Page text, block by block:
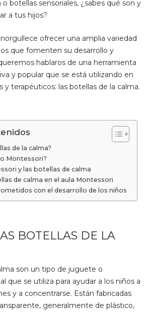
botellas sensoriales, ¿sabes qué son y
a tus hijos?
ofrecer una amplia variedad
que fomenten su desarrollo y
hablaros de una herramienta
y popular que se está utilizando en
y terapéuticos: las botellas de la calma.
de la calma?
Montessori?
y las botellas de calma
de calma en el aula Montessori
con el desarrollo de los niños
BOTELLAS DE LA
son un tipo de juguete o
que se utiliza para ayudar a los niños a
y a concentrarse. Están fabricadas
generalmente de plástico,